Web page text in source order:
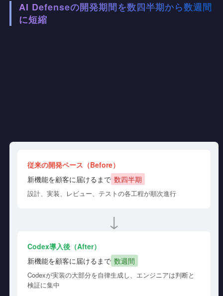
AI Defenseの開発期間を数四半期から数週間
に短縮
従来の開発ペース（Before）
新機能を顧客に届けるまで 数四半期
設計、実装、レビュー、テストの各工程が順次進行
↓
Codex導入後（After）
新機能を顧客に届けるまで 数週間
Codexが実装の大部分を自律生成し、エンジニアは判断と
検証に集中